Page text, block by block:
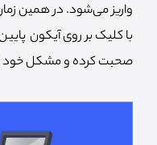
واریز می‌شود. در همین
با کلیک بر روی آیکون
صحبت کرده و مشکل خود